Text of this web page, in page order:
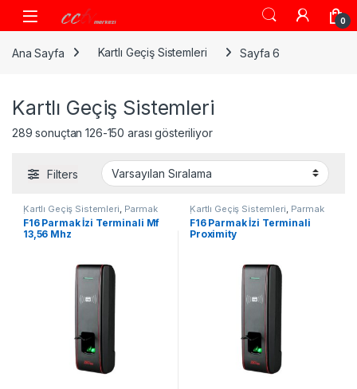
Skip to navigation
Skip to content
0
Ana Sayfa Kartlı Geçiş Sistemleri Sayfa 6
Kartlı Geçiş Sistemleri
289 sonuçtan 126-150 arası gösteriliyor
Filters
Kartlı Geçiş Sistemleri Parmak
İzi
F16 Parmak İzi Terminali Mf
13,56 Mhz
Kartlı Geçiş Sistemleri Parmak
İzi
F16 Parmak İzi Terminali
Proximity